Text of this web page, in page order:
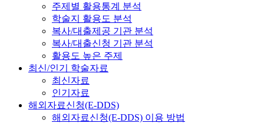
주제별 활용통계 분석
학술지 활용도 분석
복사/대출제공 기관 분석
복사/대출신청 기관 분석
활용도 높은 주제
최신/인기 학술자료
최신자료
인기자료
해외자료신청(E-DDS)
해외자료신청(E-DDS) 이용 방법